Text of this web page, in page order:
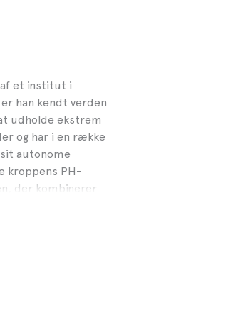
et institut i
han kendt verden
udholde ekstrem
og har i en række
autonome
kroppens PH-
der kombinerer
af